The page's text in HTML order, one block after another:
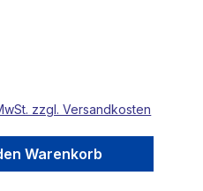
zzgl. Versandkosten
Warenkorb